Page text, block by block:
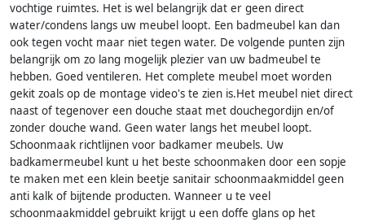
vochtige ruimtes. Het is wel belangrijk dat er geen direct
water/condens langs uw meubel loopt. Een badmeubel kan dan
ook tegen vocht maar niet tegen water. De volgende punten zijn
belangrijk om zo lang mogelijk plezier van uw badmeubel te
hebben. Goed ventileren. Het complete meubel moet worden
gekit zoals op de montage video's te zien is.Het meubel niet direct
naast of tegenover een douche staat met douchegordijn en/of
zonder douche wand. Geen water langs het meubel loopt.
Schoonmaak richtlijnen voor badkamer meubels. Uw
badkamermeubel kunt u het beste schoonmaken door een sopje
te maken met een klein beetje sanitair schoonmaakmiddel geen
anti kalk of bijtende producten. Wanneer u te veel
schoonmaakmiddel gebruikt krijgt u een doffe glans op het